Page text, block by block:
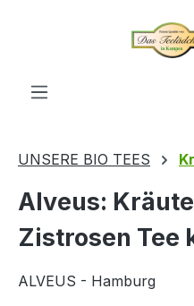
UNSERE BIO TEES
Alveus:
Zistrosen Tee
ALVEUS - Hamburg